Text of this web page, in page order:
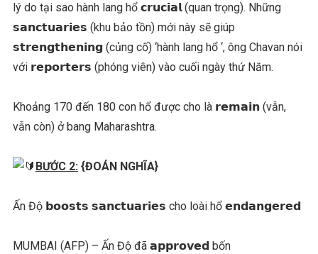
lý do tại sao hành lang hổ 𝗰𝗿𝘂𝗰𝗶𝗮𝗹 (quan trọng). Những
𝘀𝗮𝗻𝗰𝘁𝘂𝗮𝗿𝗶𝗲𝘀 (khu bảo tồn) mới này sẽ giúp
𝘀𝘁𝗿𝗲𝗻𝗴𝘁𝗵𝗲𝗻𝗶𝗻𝗴 (củng cố) ‘hành lang hổ ‘, ông Chavan nói
với 𝗿𝗲𝗽𝗼𝗿𝘁𝗲𝗿𝘀 (phóng viên) vào cuối ngày thứ Năm.
Khoảng 170 đến 180 con hổ được cho là 𝗿𝗲𝗺𝗮𝗶𝗻 (vẫn,
vẫn còn) ở bang Maharashtra.
BƯỚC 2: {ĐOÁN NGHĨA}
Ấn Độ 𝗯𝗼𝗼𝘀𝘁𝘀 𝘀𝗮𝗻𝗰𝘁𝘂𝗮𝗿𝗶𝗲𝘀 cho loài hổ 𝗲𝗻𝗱𝗮𝗻𝗴𝗲𝗿𝗲𝗱
MUMBAI (AFP) – Ấn Độ đã 𝗮𝗽𝗽𝗿𝗼𝘃𝗲𝗱 bốn